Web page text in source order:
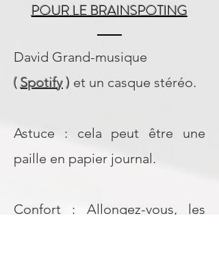
POUR LE BRAINSPOTING
David Grand-musique
( Spotify) et un casque stéréo.
Astuce : cela peut être une
paille en papier journal.
Confort : Allongez-vous, les